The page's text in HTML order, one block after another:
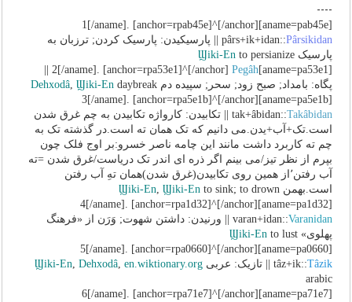
----
[aname=pab45e]1[/aname]. [anchor=rpab45e]^[/anchor]
pârs+ik+idan::Pârsikidan
|| پارسیکیدن: پارسیک کردن; ترزبان به
پارسیک
Ϣiki-Ento persianize
[aname=pa53e1]2[/aname]. [anchor=rpa53e1]^[/anchor]
Pegâh
پگاه: بامداد; صبح زود; سحر; سپیده دم
Dehxodâ, Ϣiki-Endaybreak
[aname=pa5e1b]3[/aname]. [anchor=rpa5e1b]^[/anchor]
tak+âbidan::Takâbidan
|| تکابیدن: کارواژه تکابیدن به چم غرق شدن
است.تک‌‌+آب+یدن.می دانیم که تک همان ته است.در گذشته تک به
چم ته کاربرد داشت مانند این چامه ناصر خسرو:بر اوج فلک چون
بپرم از نظر تیز/می بینم اگر ذره ای اندر تک دریاست/غرق شدن =ته
آب رفتن٬از همین روی تکابیدن(غرق شدن)همان تهِ آب رفتن
است.بهمن
Ϣiki-En, Ϣiki-Ento sink; to drown
[aname=pa1d32]4[/aname]. [anchor=rpa1d32]^[/anchor]
varan+idan::Varanidan
|| ورنیدن: داشتن شهوت; وَرَن از «فرهنگ
پهلوی»
Ϣiki-Ento lust
[aname=pa0660]5[/aname]. [anchor=rpa0660]^[/anchor]
tâz+ik::Tâzik || تازیک: عربی Ϣiki-En, Dehxodâ, en.wiktionary.org
arabic
[aname=pa71e7]6[/aname]. [anchor=rpa71e7]^[/anchor]